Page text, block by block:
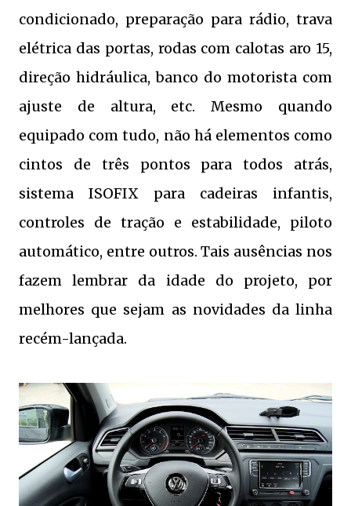
condicionado, preparação para rádio, trava
elétrica das portas, rodas com calotas aro 15,
direção hidráulica, banco do motorista com
ajuste de altura, etc. Mesmo quando
equipado com tudo, não há elementos como
cintos de três pontos para todos atrás,
sistema ISOFIX para cadeiras infantis,
controles de tração e estabilidade, piloto
automático, entre outros. Tais ausências nos
fazem lembrar da idade do projeto, por
melhores que sejam as novidades da linha
recém-lançada.